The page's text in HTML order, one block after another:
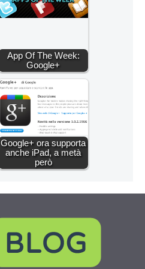
App Of The Week:
Google+
Google+ ora supporta
anche iPad, a metà
però